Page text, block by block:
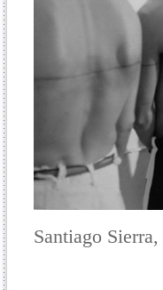
Santiago Sierra,